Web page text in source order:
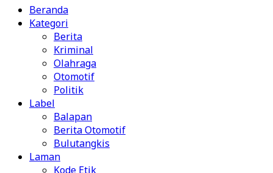
Beranda
Kategori
Berita
Kriminal
Olahraga
Otomotif
Politik
Label
Balapan
Berita Otomotif
Bulutangkis
Laman
Kode Etik